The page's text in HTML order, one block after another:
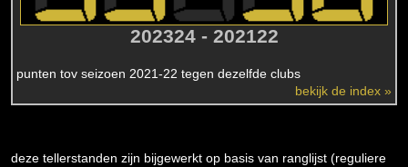
202324 - 202122
punten tov seizoen 2021-22 tegen dezelfde clubs
bekijk de index »
deze tellerstanden zijn bijgewerkt op basis van ranglijst (reguliere